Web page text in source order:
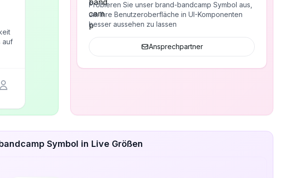
auf
Probieren Sie unser brand-bandcamp Symbol aus,
um Ihre Benutzeroberfläche in UI-Komponenten
besser aussehen zu lassen
Ansprechpartner
Symbol in Live Größen